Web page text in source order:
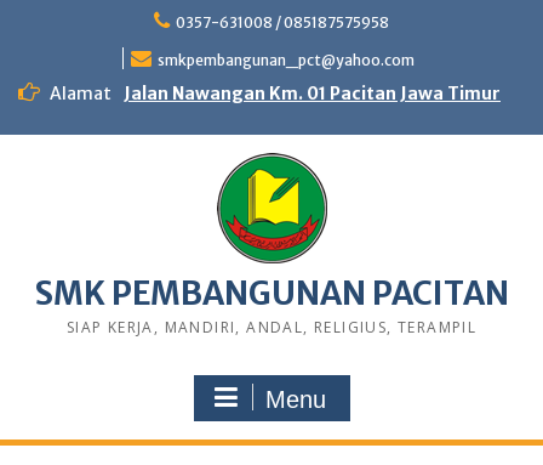
0357-631008 / 085187575958
smkpembangunan_pct@yahoo.com
Alamat Jalan Nawangan Km. 01 Pacitan Jawa Timur
SMK PEMBANGUNAN PACITAN
SIAP KERJA, MANDIRI, ANDAL, RELIGIUS, TERAMPIL
Menu